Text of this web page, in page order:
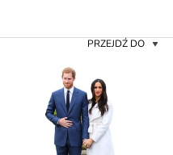
PRZEJDŹ DO